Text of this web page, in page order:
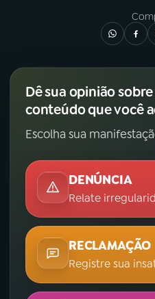
Dê sua opinião
conteúdo que você
Escolha sua
DENÚNCIA
Relate
RECLAMAÇÃO
Registre sua